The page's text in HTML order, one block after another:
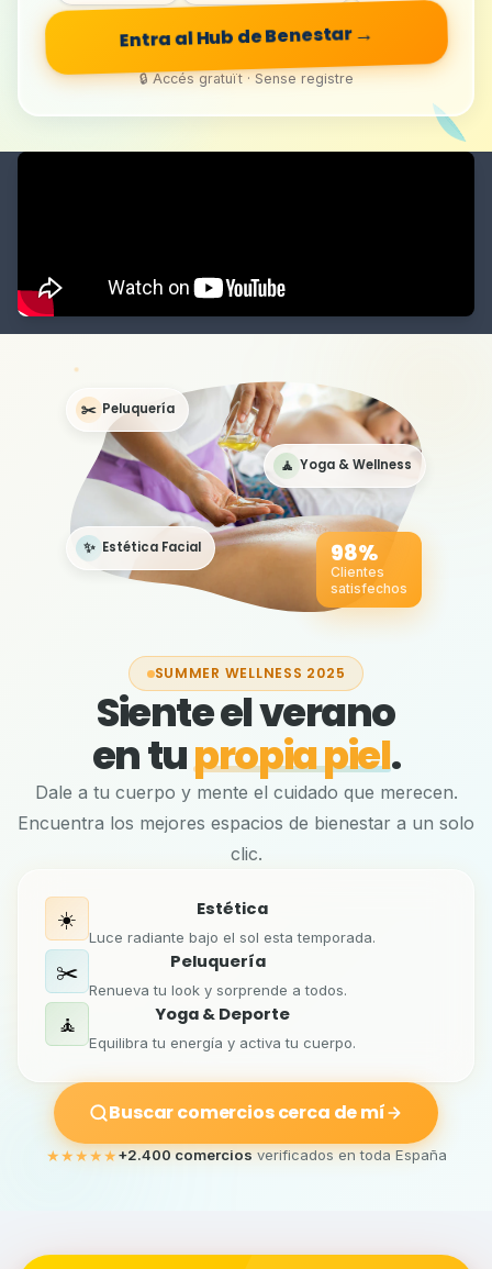
Entra al Hub de Benestar→
🔒 Accés gratuït · Sense registre
SUMMER WELLNESS 2025
Siente el verano
en tupropia piel.
Dale a tu cuerpo y mente el cuidado que merecen.
Encuentra los mejores espacios de bienestar a un solo
clic.
☀️ Estética
Luce radiante bajo el sol esta temporada.
✂️ Peluquería
Renueva tu look y sorprende a todos.
🧘 Yoga & Deporte
Equilibra tu energía y activa tu cuerpo.
Buscar comercios cerca de mí
★★★★★+2.400 comerciosverificados en toda España
✂️ Peluquería
✨ Estética Facial
🧘 Yoga & Wellness
98%
Clientes
satisfechos